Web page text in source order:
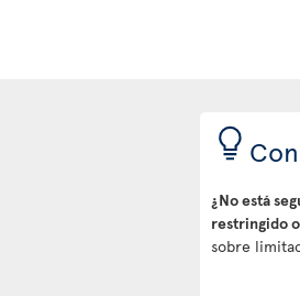
¿No está
restringido
sobre